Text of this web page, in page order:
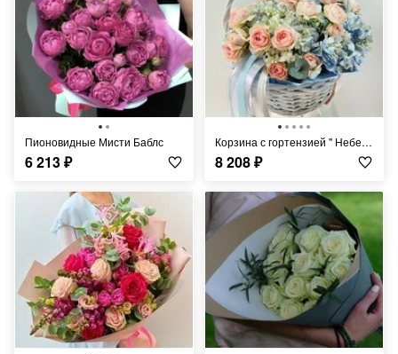
Пионовидные Мисти Баблс
6 213₽
Корзина с гортензией " Небесный взор"
8 208₽